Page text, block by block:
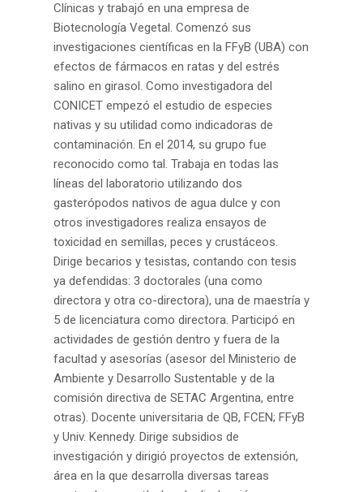
Clínicas y trabajó en una empresa de
Biotecnología Vegetal. Comenzó sus
investigaciones científicas en la FFyB (UBA) con
efectos de fármacos en ratas y del estrés
salino en girasol. Como investigadora del
CONICET empezó el estudio de especies
nativas y su utilidad como indicadoras de
contaminación. En el 2014, su grupo fue
reconocido como tal. Trabaja en todas las
líneas del laboratorio utilizando dos
gasterópodos nativos de agua dulce y con
otros investigadores realiza ensayos de
toxicidad en semillas, peces y crustáceos.
Dirige becarios y tesistas, contando con tesis
ya defendidas: 3 doctorales (una como
directora y otra co-directora), una de maestría y
5 de licenciatura como directora. Participó en
actividades de gestión dentro y fuera de la
facultad y asesorías (asesor del Ministerio de
Ambiente y Desarrollo Sustentable y de la
comisión directiva de SETAC Argentina, entre
otras). Docente universitaria de QB, FCEN; FFyB
y Univ. Kennedy. Dirige subsidios de
investigación y dirigió proyectos de extensión,
área en la que desarrolla diversas tareas